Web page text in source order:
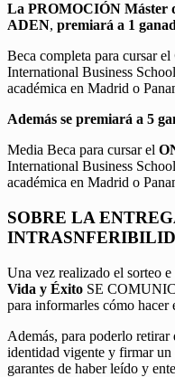
La PROMOCIÓN Máster
ADEN, premiará a 1
Beca completa para cursar el
International Business
académica en Madrid o
Además se premiará a 5
Media Beca para cursar el
International Business
académica en Madrid o
SOBRE LA
Una vez realizado el sorteo
Vida y Éxito SE
para informarles cómo hacer
Además, para poderlo
identidad vigente y firmar un
garantes de haber leído y